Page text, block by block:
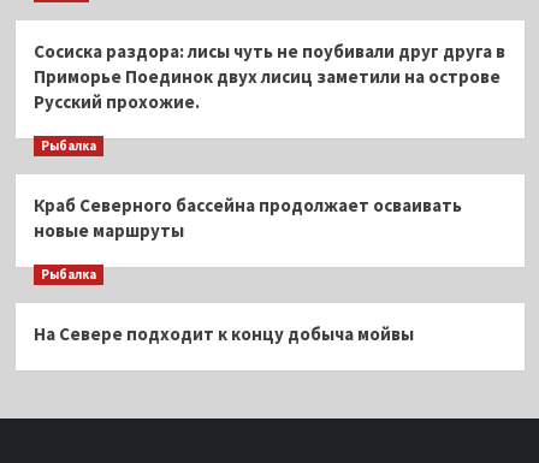
Сосиска раздора: лисы чуть не поубивали друг друга в
Приморье Поединок двух лисиц заметили на острове
Русский прохожие.
Рыбалка
Краб Северного бассейна продолжает осваивать
новые маршруты
Рыбалка
На Севере подходит к концу добыча мойвы